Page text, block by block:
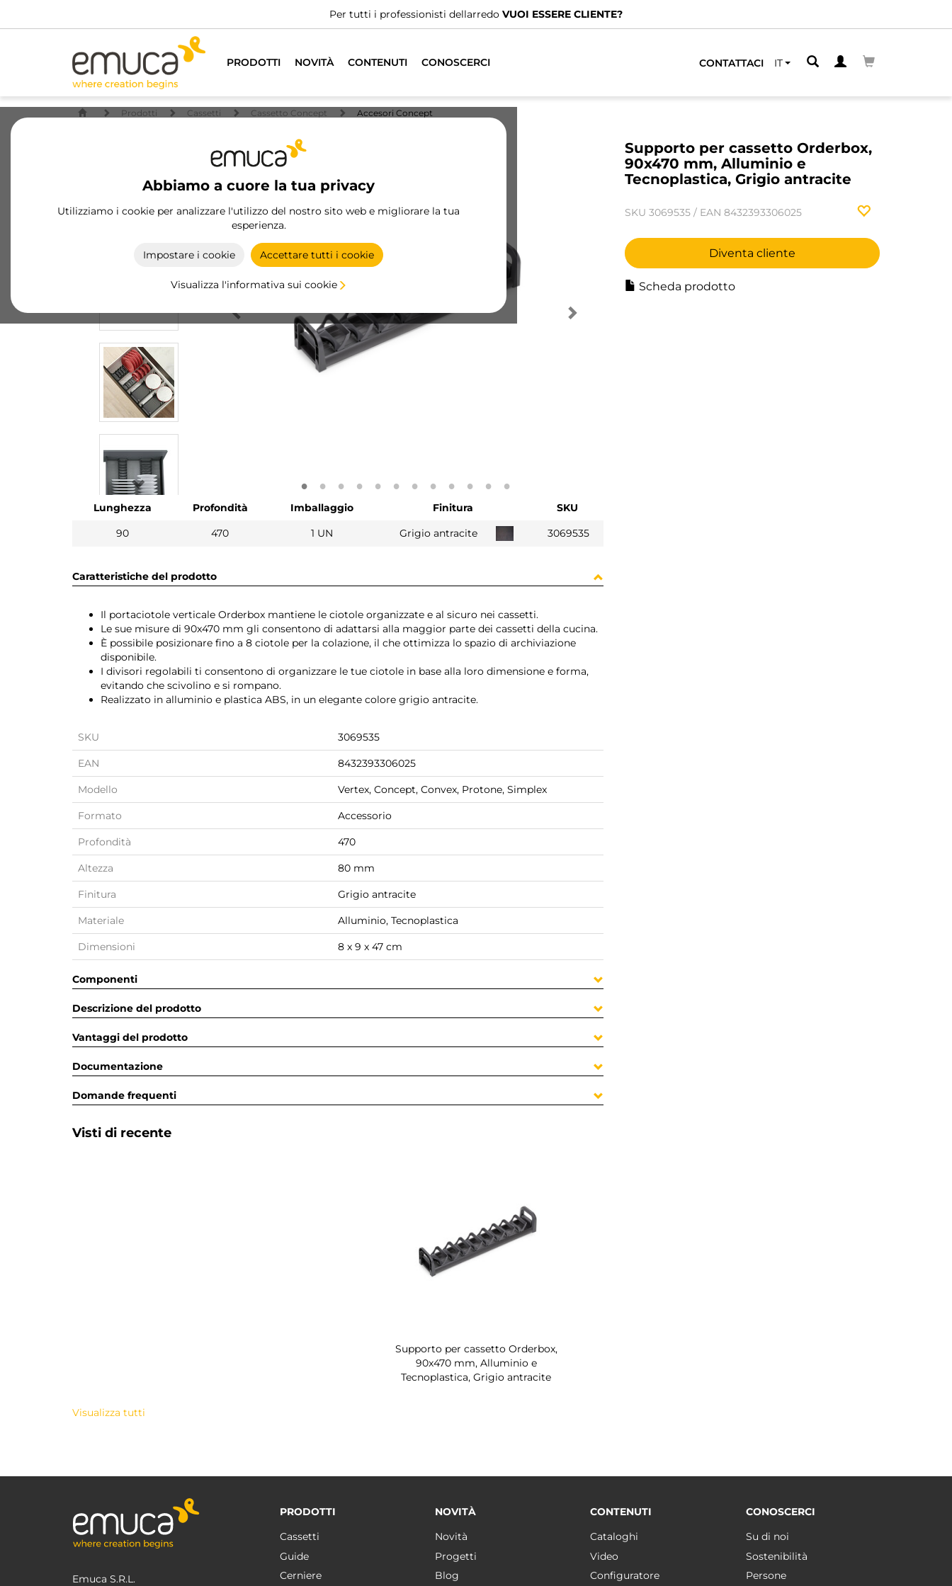
Abbiamo distributori specializzati.TROVA IL PIÙ VICINO
PRODOTTI NOVITÀ CONTENUTI CONOSCERCI CONTATTACI IT
Abbiamo a cuore la tua privacy
Utilizziamo i cookie per analizzare l'utilizzo del nostro sito web e migliorare la tua
esperienza.
Impostare i cookie Accettare tutti i cookie
Visualizza l'informativa sui cookie
Prodotti Cassetti Cassetto Concept Accesori Concept
Supporto per cassetto Orderbox,
90x470 mm, Alluminio e
Tecnoplastica, Grigio antracite
SKU 3069535 / EAN 8432393306025
Diventa cliente
Scheda prodotto
Lunghezza Profondità Imballaggio Finitura
SKU
90
470 1 UN Grigio antracite 3069535
Caratteristiche del prodotto
Il portaciotole verticale Orderbox mantiene le ciotole organizzate e al sicuro nei cassetti.
Le sue misure di 90x470 mm gli consentono di adattarsi alla maggior parte dei cassetti della cucina.
È possibile posizionare fino a 8 ciotole per la colazione, il che ottimizza lo spazio di archiviazione
disponibile.
I divisori regolabili ti consentono di organizzare le tue ciotole in base alla loro dimensione e forma,
evitando che scivolino e si rompano.
Realizzato in alluminio e plastica ABS, in un elegante colore grigio antracite.
SKU 3069535
EAN 8432393306025
Modello Vertex, Concept, Convex, Protone, Simplex
Formato Accessorio
Profondità 470
Altezza 80 mm
Finitura Grigio antracite
Materiale Alluminio, Tecnoplastica
Dimensioni 8 x 9 x 47 cm
Componenti
Descrizione del prodotto
Vantaggi del prodotto
Documentazione
Domande frequenti
Visti di recente
Supporto per cassetto Orderbox,
90x470 mm, Alluminio e
Tecnoplastica, Grigio antracite
Visualizza tutti
Emuca S.R.L.
PRODOTTI
Cassetti
Guide
Cerniere
NOVITÀ
Novità
Progetti
Blog
CONTENUTI
Cataloghi
Video
Configuratore
CONOSCERCI
Su di noi
Sostenibilità
Persone